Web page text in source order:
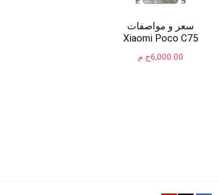
سعر و مواصفات
Xiaomi Poco C75
ج.م6,000.00